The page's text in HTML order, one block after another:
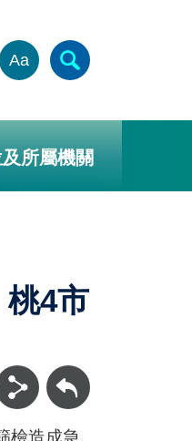
Aa
所屬機關
4市
回上一頁
檢造成急